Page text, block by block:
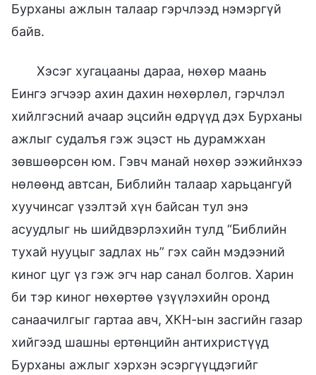
Бурханы ажлын талаар гэрчлээд нэмэргүй
байв.
Хэсэг хугацааны дараа, нөхөр маань
Еингэ эгчээр ахин дахин нөхөрлөл, гэрчлэл
хийлгэсний ачаар эцсийн өдрүүд дэх Бурханы
ажлыг судалъя гэж эцэст нь дурамжхан
зөвшөөрсөн юм. Гэвч манай нөхөр ээжийнхээ
нөлөөнд автсан, Библийн талаар харьцангуй
хуучинсаг үзэлтэй хүн байсан тул энэ
асуудлыг нь шийдвэрлэхийн тулд “Библийн
тухай нууцыг задлах нь” гэх сайн мэдээний
киног цуг үз гэж эгч нар санал болгов. Харин
би тэр киног нөхөртөө үзүүлэхийн оронд
санаачилгыг гартаа авч, ХКН-ын засгийн газар
хийгээд шашны ертөнцийн антихристүүд
Бурханы ажлыг хэрхэн эсэргүүцдэгийг